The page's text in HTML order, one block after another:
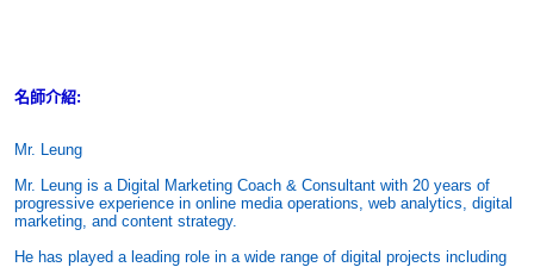
名師介紹:
Mr. Leung
Mr. Leung is a Digital Marketing Coach & Consultant with 20 years of
progressive experience in online media operations, web analytics, digital
marketing, and content strategy.
He has played a leading role in a wide range of digital projects including